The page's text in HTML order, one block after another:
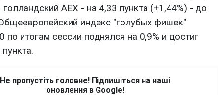
голландский AEX - на 4,33 пункта (+1,44%) - до
индекс "голубых фишек"
по итогам сессии поднялся на 0,9% и достиг
Не пропустіть головне! Підпишіться на наші
оновлення в Google!